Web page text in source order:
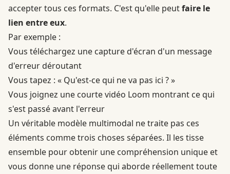
accepter tous ces formats. C'est qu'elle peutfaire le
lien entre eux.
Par exemple :
Vous téléchargez une capture d'écran d'un message
d'erreur déroutant
Vous tapez : « Qu'est-ce qui ne va pas ici ? »
Vous joignez une courte vidéo Loom montrant ce qui
s'est passé avant l'erreur
Un véritable modèle multimodal ne traite pas ces
éléments comme trois choses séparées. Il les tisse
ensemble pour obtenir une compréhension unique et
vous donne une réponse qui aborde réellement toute